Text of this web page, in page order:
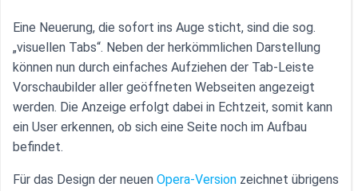
Eine Neuerung, die sofort ins Auge sticht, sind die sog.
„visuellen Tabs“. Neben der herkömmlichen Darstellung
können nun durch einfaches Aufziehen der Tab-Leiste
Vorschaubilder aller geöffneten Webseiten angezeigt
werden. Die Anzeige erfolgt dabei in Echtzeit, somit kann
ein User erkennen, ob sich eine Seite noch im Aufbau
befindet.
Für das Design der neuen Opera-Version zeichnet übrigens